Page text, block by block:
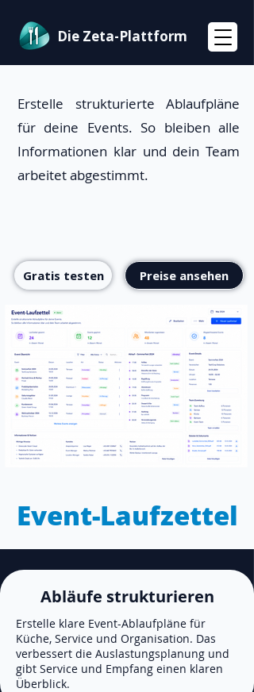
Die Zeta-Plattform
Erstelle strukturierte Ablaufpläne
für deine Events. So bleiben alle
Informationen klar und dein Team
arbeitet abgestimmt.
Gratis testen Preise ansehen
Event-Laufzettel
Abläufe strukturieren
Erstelle klare Event-Ablaufpläne für
Küche, Service und Organisation. Das
verbessert die Auslastungsplanung und
gibt Service und Empfang einen klaren
Überblick.